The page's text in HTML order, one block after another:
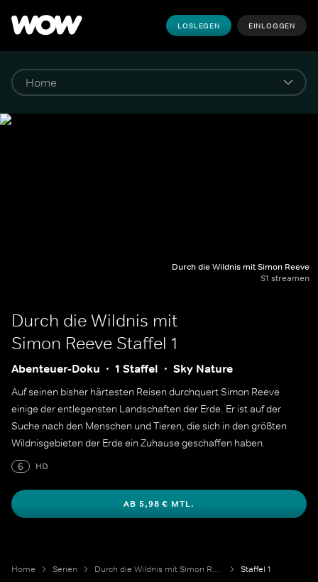
LOSLEGEN EINLOGGEN
Durch die Wildnis mit Simon Reeve
S1 streamen
Durch die Wildnis mit
Simon Reeve Staffel 1
Abenteuer-Doku 1 Staffel Sky Nature
Auf seinen bisher härtesten Reisen durchquert Simon Reeve
einige der entlegensten Landschaften der Erde. Er ist auf der
Suche nach den Menschen und Tieren, die sich in den größten
Wildnisgebieten der Erde ein Zuhause geschaffen haben.
6
HD
AB 5,98 € MTL.
Home Serien Durch die Wildnis mit Simon Reeve Staffel 1